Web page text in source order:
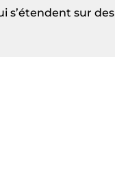
s’étendent sur des